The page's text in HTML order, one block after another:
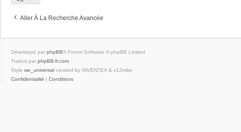
Aller À La Recherche Avancée
Développé par phpBB® Forum Software © phpBB Limited
Traduit par phpBB-fr.com
Style we_universal created by INVENTEA & v12mike
Confidentialité | Conditions